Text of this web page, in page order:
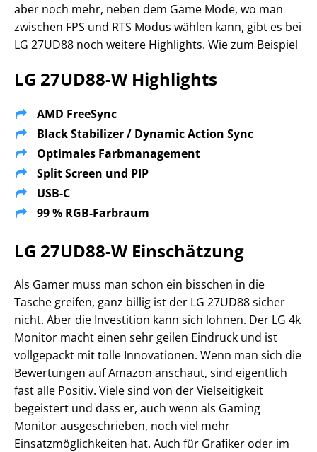
aber noch mehr, neben dem Game Mode, wo man
zwischen FPS und RTS Modus wählen kann, gibt es bei
LG 27UD88 noch weitere Highlights. Wie zum Beispiel
LG 27UD88-W Highlights
AMD FreeSync
Black Stabilizer / Dynamic Action Sync
Optimales Farbmanagement
Split Screen und PIP
USB-C
99 % RGB-Farbraum
LG 27UD88-W Einschätzung
Als Gamer muss man schon ein bisschen in die
Tasche greifen, ganz billig ist der LG 27UD88 sicher
nicht. Aber die Investition kann sich lohnen. Der LG 4k
Monitor macht einen sehr geilen Eindruck und ist
vollgepackt mit tolle Innovationen. Wenn man sich die
Bewertungen auf Amazon anschaut, sind eigentlich
fast alle Positiv. Viele sind von der Vielseitigkeit
begeistert und dass er, auch wenn als Gaming
Monitor ausgeschrieben, noch viel mehr
Einsatzmöglichkeiten hat. Auch für Grafiker oder im